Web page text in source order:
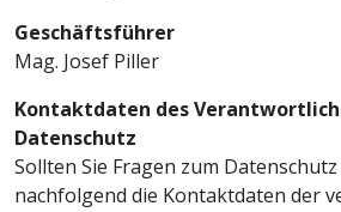
Geschäftsführer
Mag. Josef Piller
Kontaktdaten des
Datenschutz
Sollten Sie Fragen zum
nachfolgend die Kontaktdaten der